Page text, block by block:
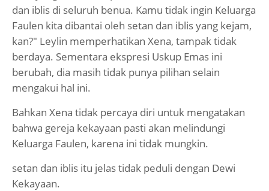
dan iblis di seluruh benua. Kamu tidak ingin Keluarga
Faulen kita dibantai oleh setan dan iblis yang kejam,
kan?" Leylin memperhatikan Xena, tampak tidak
berdaya. Sementara ekspresi Uskup Emas ini
berubah, dia masih tidak punya pilihan selain
mengakui hal ini.
Bahkan Xena tidak percaya diri untuk mengatakan
bahwa gereja kekayaan pasti akan melindungi
Keluarga Faulen, karena ini tidak mungkin.
setan dan iblis itu jelas tidak peduli dengan Dewi
Kekayaan.